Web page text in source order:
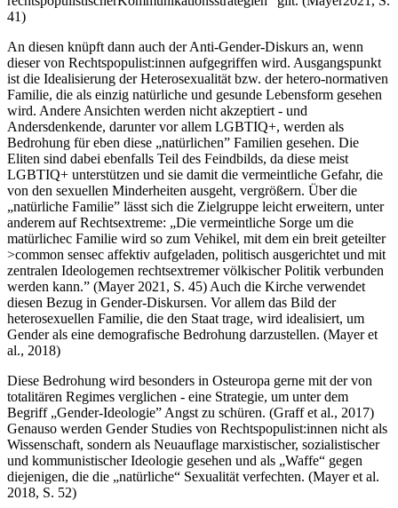
41)
An diesen knüpft dann auch der Anti-Gender-Diskurs an, wenn
dieser von Rechtspopulist:innen aufgegriffen wird. Ausgangspunkt
ist die Idealisierung der Heterosexualität bzw. der hetero-normativen
Familie, die als einzig natürliche und gesunde Lebensform gesehen
wird. Andere Ansichten werden nicht akzeptiert - und
Andersdenkende, darunter vor allem LGBTIQ+, werden als
Bedrohung für eben diese „natürlichen” Familien gesehen. Die
Eliten sind dabei ebenfalls Teil des Feindbilds, da diese meist
LGBTIQ+ unterstützen und sie damit die vermeintliche Gefahr, die
von den sexuellen Minderheiten ausgeht, vergrößern. Über die
„natürliche Familie” lässt sich die Zielgruppe leicht erweitern, unter
anderem auf Rechtsextreme: „Die vermeintliche Sorge um die
matürlichec Familie wird so zum Vehikel, mit dem ein breit geteilter
>common sensec affektiv aufgeladen, politisch ausgerichtet und mit
zentralen Ideologemen rechtsextremer völkischer Politik verbunden
werden kann.” (Mayer 2021, S. 45) Auch die Kirche verwendet
diesen Bezug in Gender-Diskursen. Vor allem das Bild der
heterosexuellen Familie, die den Staat trage, wird idealisiert, um
Gender als eine demografische Bedrohung darzustellen. (Mayer et
al., 2018)
Diese Bedrohung wird besonders in Osteuropa gerne mit der von
totalitären Regimes verglichen - eine Strategie, um unter dem
Begriff „Gender-Ideologie” Angst zu schüren. (Graff et al., 2017)
Genauso werden Gender Studies von Rechtspopulist:innen nicht als
Wissenschaft, sondern als Neuauflage marxistischer, sozialistischer
und kommunistischer Ideologie gesehen und als „Waffe“ gegen
diejenigen, die die „natürliche“ Sexualität verfechten. (Mayer et al.
2018, S. 52)